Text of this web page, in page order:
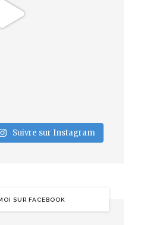
Suivre sur Instagram
SUR FACEBOOK